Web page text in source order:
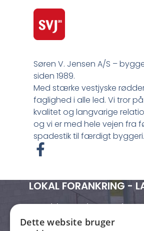
Søren V. Jensen A/S –
siden 1989.
Med stærke vestjyske
faglighed i alle led. Vi tror på
kvalitet og langvarige
og vi er med hele vejen fra
spadestik til færdigt byggeri.
F
c
e
b
o
LOKAL FORANKRING -
Med base i Lemvig
vi både lokalt
Dette website bruger